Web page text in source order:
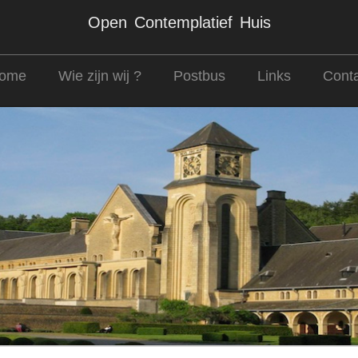
Open Contemplatief Huis
Wie zijn wij ? Postbus Links